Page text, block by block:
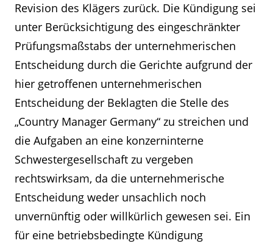
Revision des Klägers zurück. Die Kündigung sei
unter Berücksichtigung des eingeschränkter
Prüfungsmaßstabs der unternehmerischen
Entscheidung durch die Gerichte aufgrund der
hier getroffenen unternehmerischen
Entscheidung der Beklagten die Stelle des
„Country Manager Germany“ zu streichen und
die Aufgaben an eine konzerninterne
Schwestergesellschaft zu vergeben
rechtswirksam, da die unternehmerische
Entscheidung weder unsachlich noch
unvernünftig oder willkürlich gewesen sei. Ein
für eine betriebsbedingte Kündigung